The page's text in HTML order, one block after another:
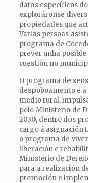
datos específicos
exploráronse
propiedades que
Varias persoas
programa de
prever unha
cuestión no
O programa de
despoboamento e
medio rural,
polo Ministerio de
2030, dentro dos
cargo á asignación
o programa de
liberación e
Ministerio de
para a realización
promoción e